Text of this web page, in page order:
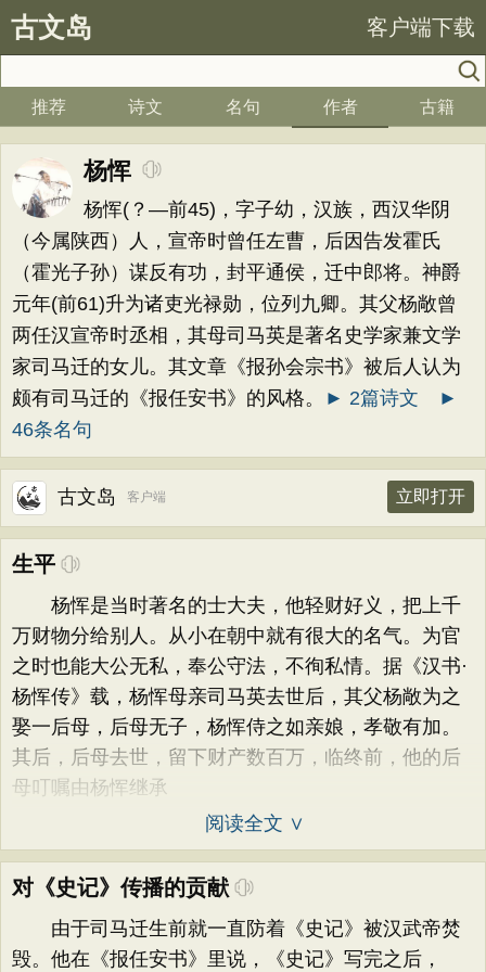
古文岛 客户端下载
推荐 诗文 名句 作者 古籍
杨恽
杨恽(？—前45)，字子幼，汉族，西汉华阴
（今属陕西）人，宣帝时曾任左曹，后因告发霍氏
（霍光子孙）谋反有功，封平通侯，迁中郎将。神爵
元年(前61)升为诸吏光禄勋，位列九卿。其父杨敞曾
两任汉宣帝时丞相，其母司马英是著名史学家兼文学
家司马迁的女儿。其文章《报孙会宗书》被后人认为
颇有司马迁的《报任安书》的风格。
► 2篇诗文
►
46条名句
古文岛 客户端 立即打开
生平
杨恽是当时著名的士大夫，他轻财好义，把上千
万财物分给别人。从小在朝中就有很大的名气。为官
之时也能大公无私，奉公守法，不徇私情。据《汉书·
杨恽传》载，杨恽母亲司马英去世后，其父杨敞为之
娶一后母，后母无子，杨恽侍之如亲娘，孝敬有加。
其后，后母去世，留下财产数百万，临终前，他的后
母叮嘱由杨恽继承
阅读全文 ∨
对《史记》传播的贡献
由于司马迁生前就一直防着《史记》被汉武帝焚
毁。他在《报任安书》里说，《史记》写完之后，